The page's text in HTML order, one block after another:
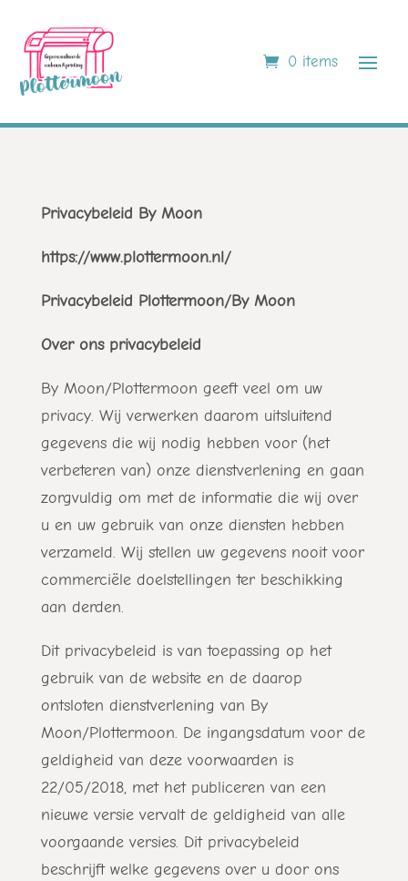
0 items
Privacybeleid By Moon
https://www.plottermoon.nl/
Privacybeleid Plottermoon/By Moon
Over ons privacybeleid
By Moon/Plottermoon geeft veel om uw
privacy. Wij verwerken daarom uitsluitend
gegevens die wij nodig hebben voor (het
verbeteren van) onze dienstverlening en gaan
zorgvuldig om met de informatie die wij over
u en uw gebruik van onze diensten hebben
verzameld. Wij stellen uw gegevens nooit voor
commerciële doelstellingen ter beschikking
aan derden.
Dit privacybeleid is van toepassing op het
gebruik van de website en de daarop
ontsloten dienstverlening van By
Moon/Plottermoon. De ingangsdatum voor de
geldigheid van deze voorwaarden is
22/05/2018, met het publiceren van een
nieuwe versie vervalt de geldigheid van alle
voorgaande versies. Dit privacybeleid
beschrijft welke gegevens over u door ons